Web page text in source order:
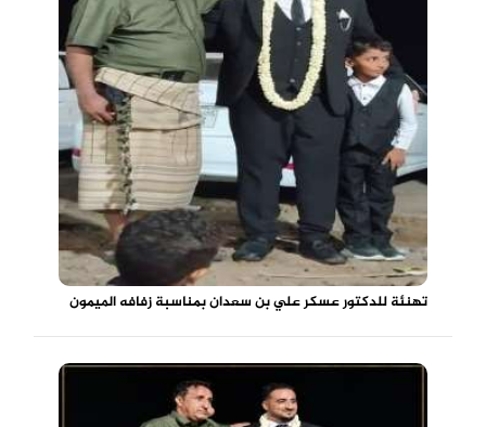
تهنئة للدكتور عسكر علي بن سعدان بمناسبة زفافه الميمون